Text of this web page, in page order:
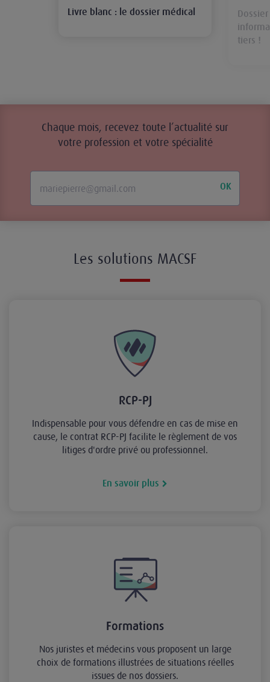
Livre blanc : le dossier médical
tiers !
Chaque mois, recevez toute l’actualité sur
votre profession et votre spécialité
OK
Les solutions MACSF
RCP-PJ
Indispensable pour vous défendre en cas de mise en
cause, le contrat RCP-PJ facilite le règlement de vos
litiges d'ordre privé ou professionnel.
En savoir plus
Formations
Nos juristes et médecins vous proposent un large
choix de formations illustrées de situations réelles
issues de nos dossiers.